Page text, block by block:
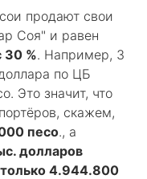
продают свои
Соя" и равен
30 %. Например, 3
по ЦБ
Это значит, что
скажем,
песо., а
долларов
4.944.800